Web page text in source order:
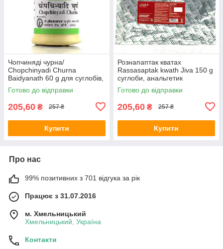
Чопчиняді чурна/
Chopchinyadi Churna
Baidyanath 60 g для суглобів,
у разі артритів, артрозів
Готово до відправки
205,60 ₴ 257 ₴
Купити
Рознапаптак кватах
Rassasaptak kwath Jiva 150 g
суглоби, анальгетик
Готово до відправки
205,60 ₴ 257 ₴
Купити
Про нас
99% позитивних з 701 відгука за рік
Працює з 31.07.2016
м. Хмельницький
Хмельницький, Україна
Контакти